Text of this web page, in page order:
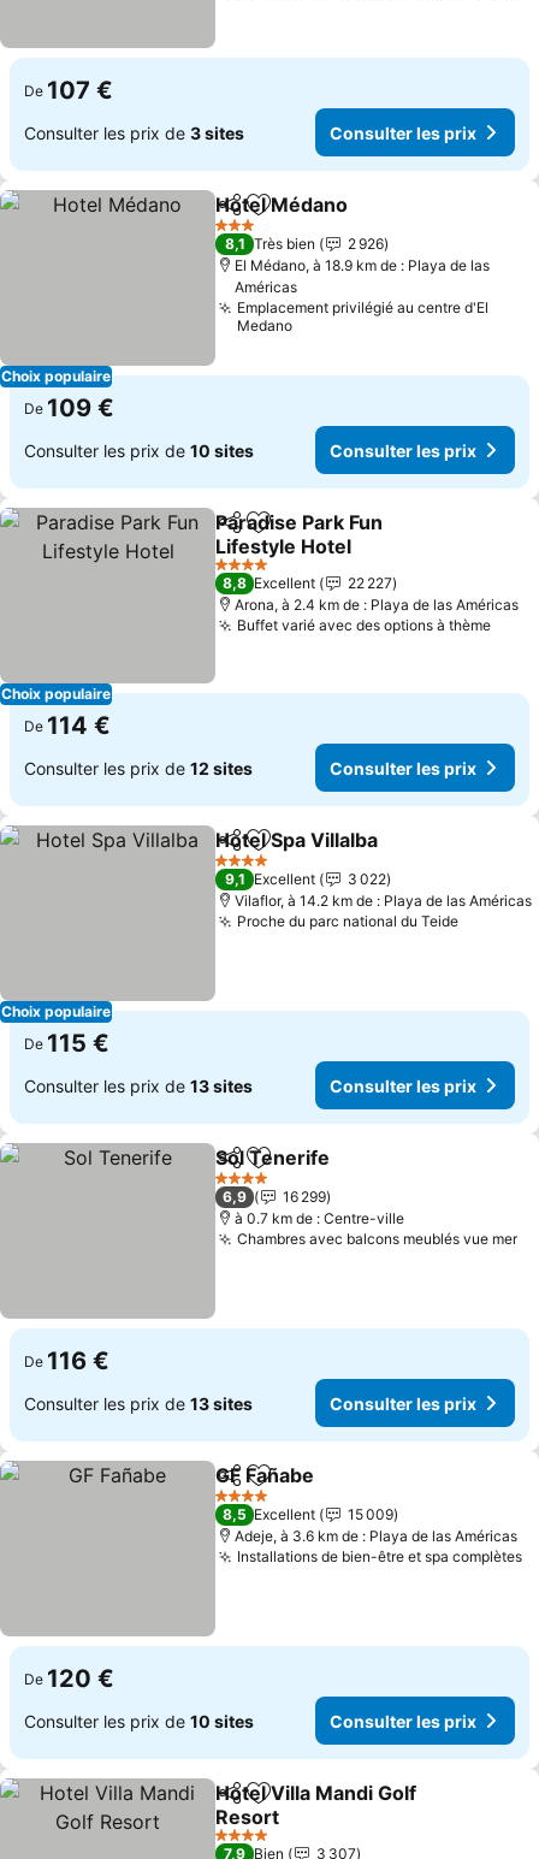
De 107 €
Consulter les prix de 3 sites Consulter les prix
Choix populaire
PartagerAjouter à mes favoris
Hotel Médano
3 Étoiles
8,1 Très bien
2 926
El Médano, à 18.9 km de : Playa de las
Américas
Emplacement privilégié au centre d'El
Medano
De 109 €
Consulter les prix de 10 sites Consulter les prix
Choix populaire
PartagerAjouter à mes favoris
Paradise Park Fun
Lifestyle Hotel
4 Étoiles
8,8 Excellent
22 227
Arona, à 2.4 km de : Playa de las Américas
Buffet varié avec des options à thème
De 114 €
Consulter les prix de 12 sites Consulter les prix
Choix populaire
PartagerAjouter à mes favoris
Hotel Spa Villalba
4 Étoiles
9,1 Excellent
3 022
Vilaflor, à 14.2 km de : Playa de las Américas
Proche du parc national du Teide
De 115 €
Consulter les prix de 13 sites Consulter les prix
PartagerAjouter à mes favoris
Sol Tenerife
4 Étoiles
6,9
16 299
à 0.7 km de : Centre-ville
Chambres avec balcons meublés vue mer
De 116 €
Consulter les prix de 13 sites Consulter les prix
PartagerAjouter à mes favoris
GF Fañabe
4 Étoiles
8,5 Excellent
15 009
Adeje, à 3.6 km de : Playa de las Américas
Installations de bien-être et spa complètes
De 120 €
Consulter les prix de 10 sites Consulter les prix
PartagerAjouter à mes favoris
Hotel Villa Mandi Golf
Resort
4 Étoiles
7,9 Bien 3 307